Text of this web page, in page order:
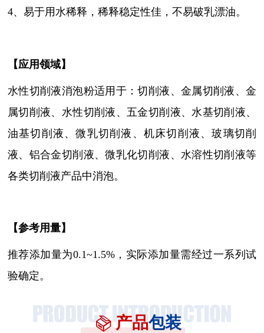
4、易于用水稀释，稀释稳定性佳，不易破乳漂油。
【应用领域】
水性切削液消泡粉适用于：切削液 、金属切削液、金
属切削液、 水性切削液、五金切削液、水基切削液、
油基切削液、微乳切削液、机床切削液、玻璃切削
液、铝合金切削液、微乳化切削液、水溶性切削液等
各类切削液产品中消泡。
【参考用量】
推荐添加量为0.1~1.5%，实际添加量需经过一系列试
验确定。
产品包装